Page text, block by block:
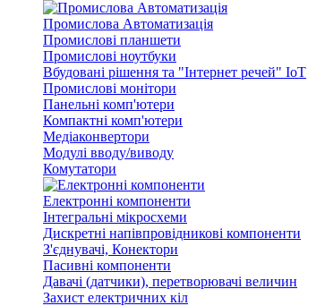
Промислова Автоматизація
Промислові планшети
Промислові ноутбуки
Вбудовані рішення та "Інтернет речей" IoT
Промислові монітори
Панельні комп'ютери
Компактні комп'ютери
Медіаконвертори
Модулі вводу/виводу
Комутатори
Електронні компоненти
Інтегральні мікросхеми
Дискретні напівпровідникові компоненти
З'єднувачі, Конектори
Пасивні компоненти
Давачі (датчики), перетворювачі величин
Захист електричних кіл